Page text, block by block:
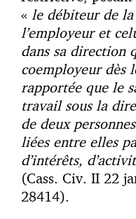
« le débiteur de
l’employeur et
dans sa direction
coemployeur dès
rapportée que le
travail sous la
de deux
liées entre elles
d’intérêts,
(Cass. Civ. II 22
28414).